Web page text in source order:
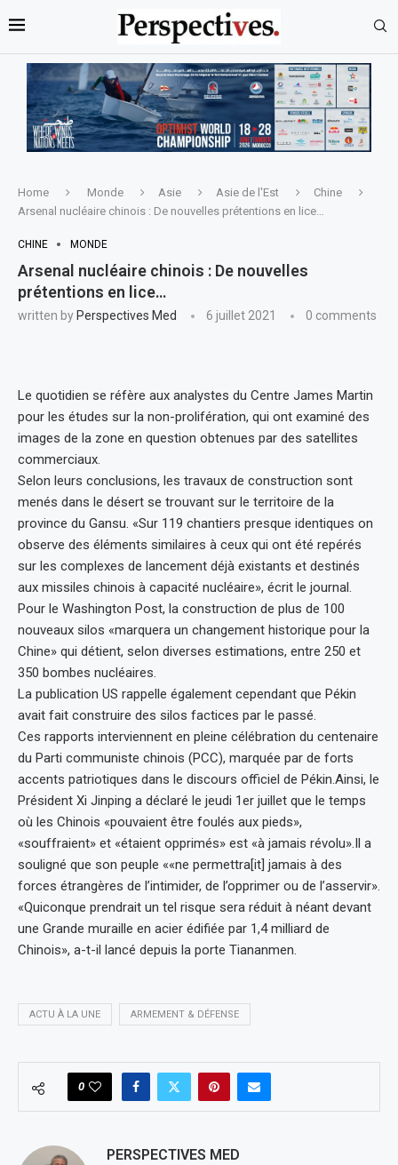
Home Monde Asie Asie de l'Est
Chine
Arsenal nucléaire chinois : De nouvelles prétentions en lice…
CHINE MONDE
Arsenal nucléaire chinois : De nouvelles
prétentions en lice…
written by Perspectives Med 6 juillet 2021 0 comments
Le quotidien se réfère aux analystes du Centre James Martin
pour les études sur la non-prolifération, qui ont examiné des
images de la zone en question obtenues par des satellites
commerciaux.
Selon leurs conclusions, les travaux de construction sont
menés dans le désert se trouvant sur le territoire de la
province du Gansu. «Sur 119 chantiers presque identiques on
observe des éléments similaires à ceux qui ont été repérés
sur les complexes de lancement déjà existants et destinés
aux missiles chinois à capacité nucléaire», écrit le journal.
Pour le Washington Post, la construction de plus de 100
nouveaux silos «marquera un changement historique pour la
Chine» qui détient, selon diverses estimations, entre 250 et
350 bombes nucléaires.
La publication US rappelle également cependant que Pékin
avait fait construire des silos factices par le passé.
Ces rapports interviennent en pleine célébration du centenaire
du Parti communiste chinois (PCC), marquée par de forts
accents patriotiques dans le discours officiel de Pékin.Ainsi, le
Président Xi Jinping a déclaré le jeudi 1er juillet que le temps
où les Chinois «pouvaient être foulés aux pieds»,
«souffraient» et «étaient opprimés» est «à jamais révolu».Il a
souligné que son peuple ««ne permettra[it] jamais à des
forces étrangères de l’intimider, de l’opprimer ou de l’asservir».
«Quiconque prendrait un tel risque sera réduit à néant devant
une Grande muraille en acier édifiée par 1,4 milliard de
Chinois», a-t-il lancé depuis la porte Tiananmen.
ACTU À LA UNE ARMEMENT & DÉFENSE
0
PERSPECTIVES MED